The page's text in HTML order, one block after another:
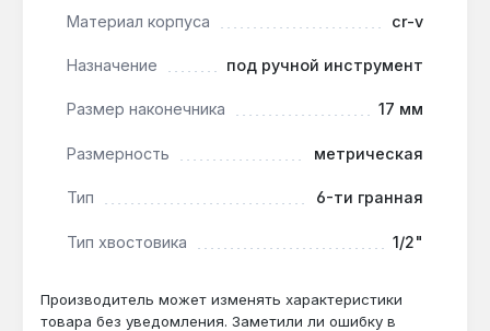
покрытие стали CR-V продлевает срок службы
при работе в условиях повышенной влажности
или в гараже.
Головка подходит для профессионального
использования в автосервисах, при сборке
работах, где требуется точное соответствие
Подходит ли для работы с ударным
гайковертом?
Материал корпуса cr-v
Назначение под ручной инструмент
Размер наконечника 17 мм
Размерность метрическая
Тип 6-ти гранная
Тип хвостовика 1/2"
Производитель может изменять характеристики
товара без уведомления. Заметили ли ошибку в